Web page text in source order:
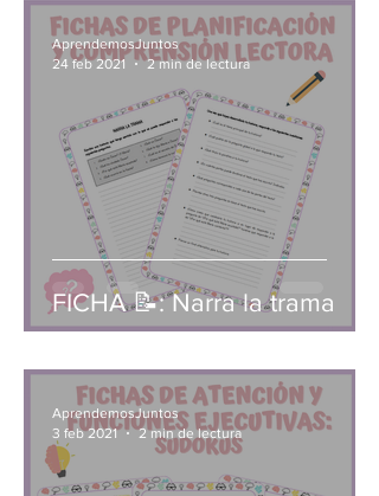
FICHA 📝: Narra la trama
AprendemosJuntos
24 feb 2021
2 min de lectura
AprendemosJuntos
3 feb 2021
2 min de lectura